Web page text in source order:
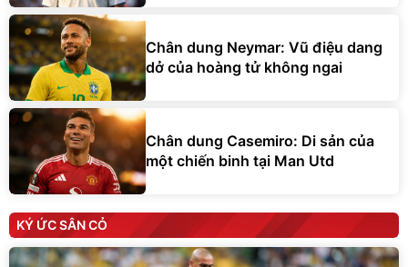
Chân dung Neymar: Vũ điệu dang
dở của hoàng tử không ngai
Chân dung Casemiro: Di sản của
một chiến binh tại Man Utd
KÝ ỨC SÂN CỎ